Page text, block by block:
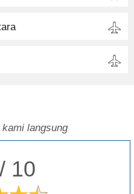
langsung
10